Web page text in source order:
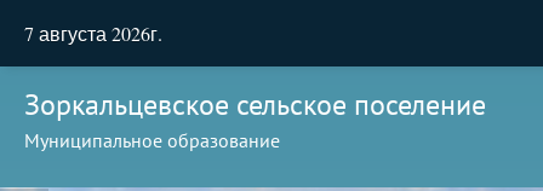
7 августа 2026г.
Зоркальцевское сельское поселение
Муниципальное образование